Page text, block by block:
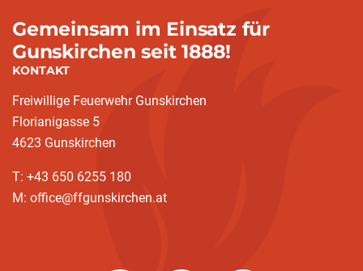
Gemeinsam im Einsatz für
Gunskirchen seit 1888!
KONTAKT
Freiwillige Feuerwehr Gunskirchen
Florianigasse 5
4623 Gunskirchen
T: +43 650 6255 180
M: office@ffgunskirchen.at